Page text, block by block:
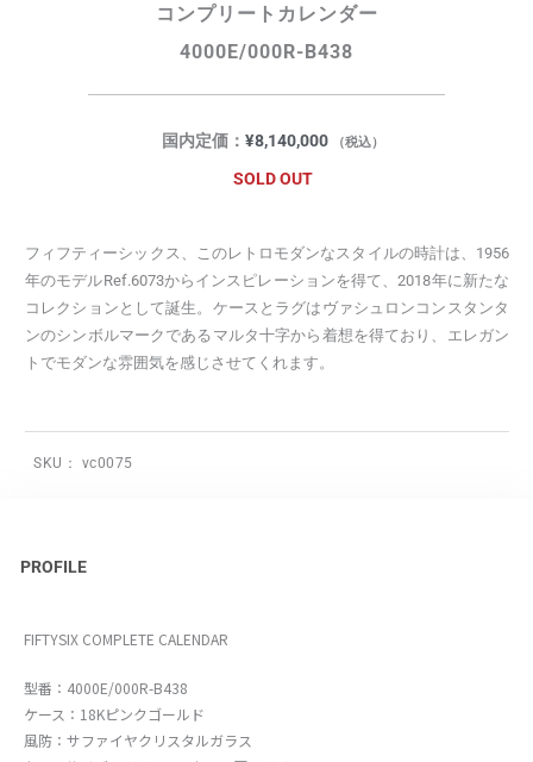
コンプリートカレンダー
4000E/000R-B438
国内定価： ¥8,140,000 （税込）
SOLD OUT
フィフティーシックス、このレトロモダンなスタイルの時計は、1956
年のモデルRef.6073からインスピレーションを得て、2018年に新たな
コレクションとして誕生。ケースとラグはヴァシュロンコンスタンタ
ンのシンボルマークであるマルタ十字から着想を得ており、エレガン
トでモダンな雰囲気を感じさせてくれます。
SKU： vc0075
PROFILE
FIFTYSIX COMPLETE CALENDAR
型番：4000E/000R-B438
ケース：18Kピンクゴールド
風防：サファイヤクリスタルガラス